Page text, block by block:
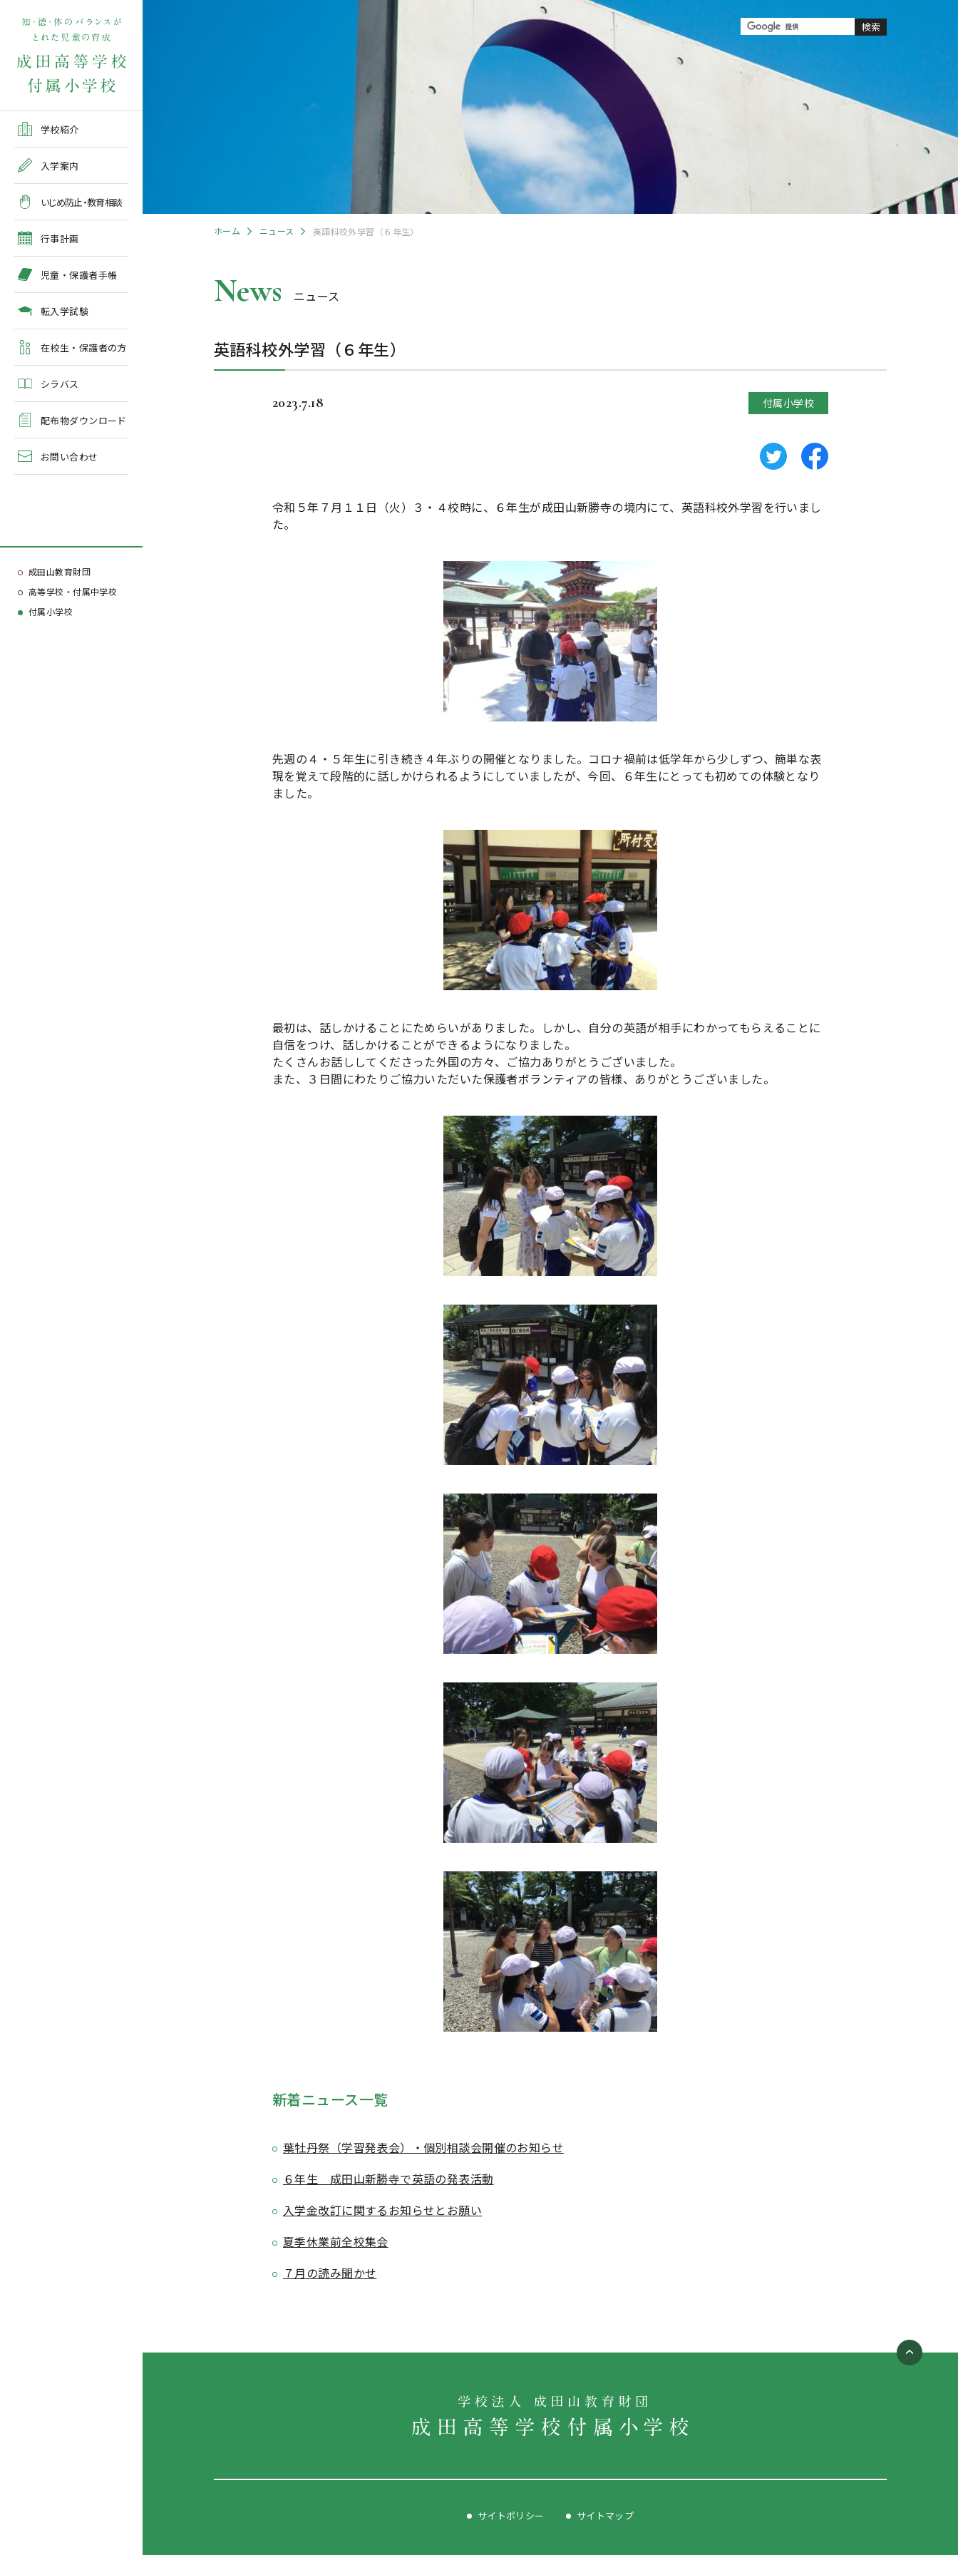
学校紹介
教育課程
年間行事
施設紹介
アクセスマップ
よくある質問
入学案内
募集要項
出願方法
入学検査
入学検査関係行事等の呼
びかけ
学校案内・資料請求
いじめ防止・教育相談
行事計画
５月の行事予定
６月の行事予定
７月・８月の行事予定
児童・保護者手帳
転入学試験
在校生・保護者の方
緊急時・警報発令時の対
処について
臨時休校等の特別措置に
シラバス
配布物ダウンロード
お問い合わせ
成田山教育財団
高等学校・付属中学校
付属小学校
ホーム ニュース 英語科校外学習（６年生）
News ニュース
英語科校外学習（６年生）
2023.7.18 付属小学校
令和５年７月１１日（火）３・４校時に、６年生が成田山新勝寺の境内にて、英語科校外学習を行いまし
た。
先週の４・５年生に引き続き４年ぶりの開催となりました。コロナ禍前は低学年から少しずつ、簡単な表
現を覚えて段階的に話しかけられるようにしていましたが、今回、６年生にとっても初めての体験となり
ました。
最初は、話しかけることにためらいがありました。しかし、自分の英語が相手にわかってもらえることに
自信をつけ、話しかけることができるようになりました。
たくさんお話ししてくださった外国の方々、ご協力ありがとうございました。
また、３日間にわたりご協力いただいた保護者ボランティアの皆様、ありがとうございました。
新着ニュース一覧
葉牡丹祭（学習発表会）・個別相談会開催のお知らせ
６年生 成田山新勝寺で英語の発表活動
入学金改訂に関するお知らせとお願い
夏季休業前全校集会
７月の読み聞かせ
サイトポリシー サイトマップ